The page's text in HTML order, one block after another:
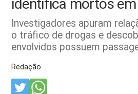
identifica mortos
Investigadores apuram
o tráfico de drogas e
envolvidos possuem
Redação